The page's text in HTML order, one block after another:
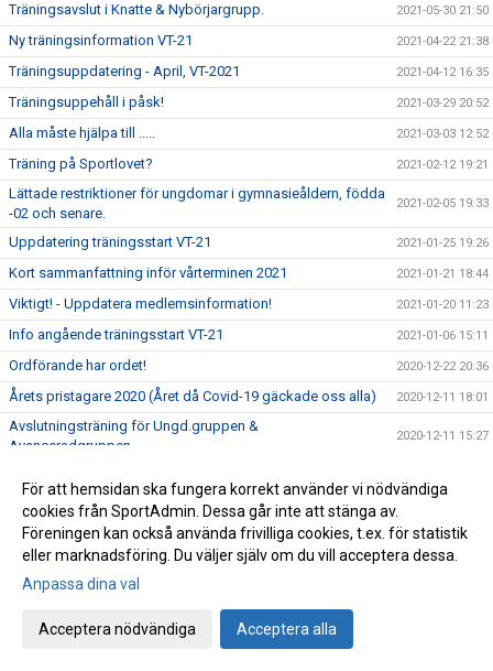
Träningsavslut i Knatte & Nybörjargrupp. 2021-05-30 21:50
Ny träningsinformation VT-21 2021-04-22 21:38
Träningsuppdatering - April, VT-2021 2021-04-12 16:35
Träningsuppehåll i påsk! 2021-03-29 20:52
Alla måste hjälpa till ..... 2021-03-03 12:52
Träning på Sportlovet? 2021-02-12 19:21
Lättade restriktioner för ungdomar i gymnasieåldern, födda
-02 och senare.
2021-02-05 19:33
Uppdatering träningsstart VT-21 2021-01-25 19:26
Kort sammanfattning inför vårterminen 2021 2021-01-21 18:44
Viktigt! - Uppdatera medlemsinformation! 2021-01-20 11:23
Info angående träningsstart VT-21 2021-01-06 15:11
Ordförande har ordet! 2020-12-22 20:36
Årets pristagare 2020 (Året då Covid-19 gäckade oss alla) 2020-12-11 18:01
Avslutningsträning för Ungd.gruppen &
Avanceradgruppen.
2020-12-11 15:27
Terminsslutet är nära!
Missa inte klubbens Träningsbingo! 2020-12-01 21:48
Ny uppdaterad info kring Covid-19 och vår träning HT-20!
Ny info angående träning och träningstider!
Uppdaterad info kring Covid-19
För att hemsidan ska fungera korrekt använder vi nödvändiga
cookies från SportAdmin. Dessa går inte att stänga av.
Föreningen kan också använda frivilliga cookies, t.ex. för statistik
eller marknadsföring. Du väljer själv om du vill acceptera dessa.
Anpassa dina val
Acceptera nödvändiga Acceptera alla